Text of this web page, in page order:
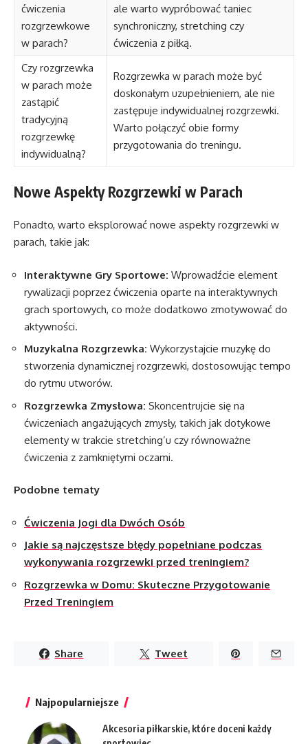
ćwiczenia
rozgrzewkowe
w parach?
ale warto wypróbować taniec
synchroniczny, stretching czy
ćwiczenia z piłką.
Czy rozgrzewka
w parach może
zastąpić
tradycyjną
rozgrzewkę
indywidualną?
Rozgrzewka w parach może być
doskonałym uzupełnieniem, ale nie
zastępuje indywidualnej rozgrzewki.
Warto połączyć obie formy
przygotowania do treningu.
Nowe Aspekty Rozgrzewki w Parach
Ponadto, warto eksplorować nowe aspekty rozgrzewki w
parach, takie jak:
Interaktywne Gry Sportowe: Wprowadźcie element
rywalizacji poprzez ćwiczenia oparte na interaktywnych
grach sportowych, co może dodatkowo zmotywować do
aktywności.
Muzykalna Rozgrzewka: Wykorzystajcie muzykę do
stworzenia dynamicznej rozgrzewki, dostosowując tempo
do rytmu utworów.
Rozgrzewka Zmysłowa: Skoncentrujcie się na
ćwiczeniach angażujących zmysły, takich jak dotykowe
elementy w trakcie stretching’u czy równoważne
ćwiczenia z zamkniętymi oczami.
Podobne tematy
Ćwiczenia Jogi dla Dwóch Osób
Jakie są najczęstsze błędy popełniane podczas
wykonywania rozgrzewki przed treningiem?
Rozgrzewka w Domu: Skuteczne Przygotowanie
Przed Treningiem
Share Tweet
Najpopularniejsze
Akcesoria piłkarskie, które doceni każdy